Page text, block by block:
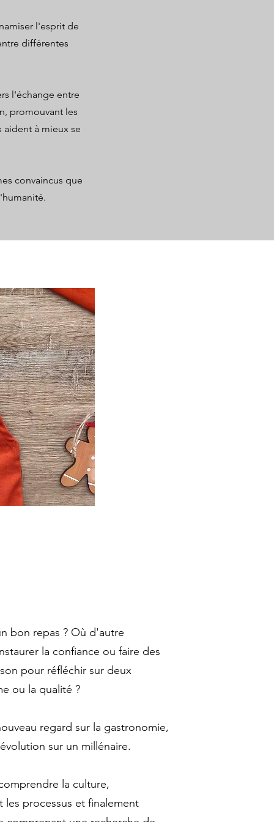
une forme de quête vers la
a porté sur l’environnement et
la qualité sur la quantité, en
plutôt que celui de la machine,
contribue à créer un cercle
l'esprit de
différentes
l'échange entre
promouvant les
aident à mieux se
convaincus que
bon repas ? Où d'autre
la confiance ou faire des
pour réfléchir sur deux
ou la qualité ?
regard sur la gastronomie,
sur un millénaire.
la culture,
les processus et finalement